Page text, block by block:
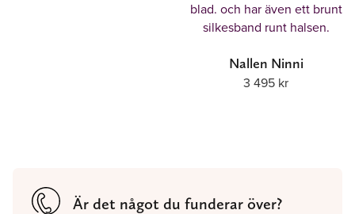
Nallen Ninni
3 495 kr
Är det något du funderar över?